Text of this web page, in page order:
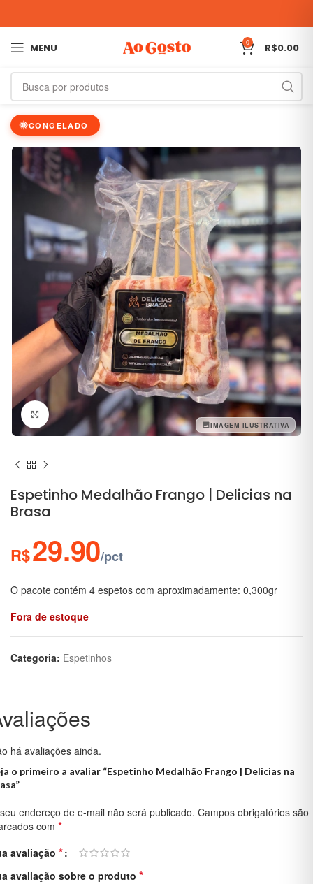
MENU 0 R$0.00
IMAGEM ILUSTRATIVA
CONGELADO
Clique para ampliar
Espetinho Medalhão Frango | Delicias na
Brasa
R$29.90/pct
O pacote contém 4 espetos com aproximadamente: 0,300gr
Fora de estoque
Categoria: Espetinhos
há avaliações ainda.
o primeiro a avaliar “Espetinho Medalhão Frango | Delicias na
endereço de e-mail não será publicado. Campos obrigatórios são
com *
avaliação *
avaliação sobre o produto *